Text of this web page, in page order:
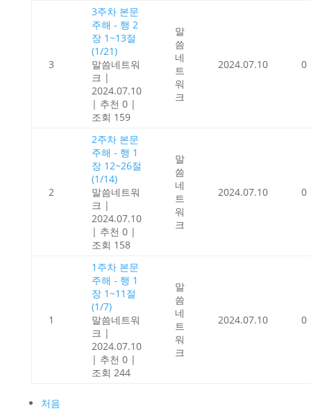
3
3주차 본문
주해 - 행 2
장 1~13절
(1/21)
말씀네트워
크 |
2024.07.10
| 추천 0 |
조회 159
말
씀
네
트
워
크
2024.07.10 0
2
2주차 본문
주해 - 행 1
장 12~26절
(1/14)
말씀네트워
크 |
2024.07.10
| 추천 0 |
조회 158
말
씀
네
트
워
크
2024.07.10 0
1
1주차 본문
주해 - 행 1
장 1~11절
(1/7)
말씀네트워
크 |
2024.07.10
| 추천 0 |
조회 244
말
씀
네
트
워
크
2024.07.10 0
처음